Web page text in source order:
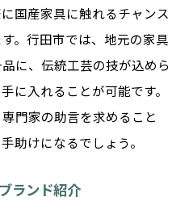
リアを作る国産家具の魅
ショップおすすめ情報
た国産家具の選び方
個性的な家具の選定
国産家具に触れるチャンス
。行田市では、地元の家具
に、伝統工芸の技が込めら
に入れることが可能です。
門家の助言を求めること
助けになるでしょう。
ランド紹介